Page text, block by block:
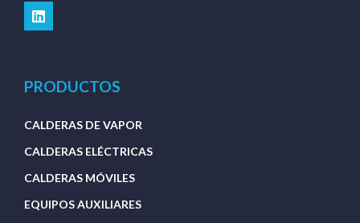
PRODUCTOS
CALDERAS DE VAPOR
CALDERAS ELÉCTRICAS
CALDERAS MÓVILES
EQUIPOS AUXILIARES